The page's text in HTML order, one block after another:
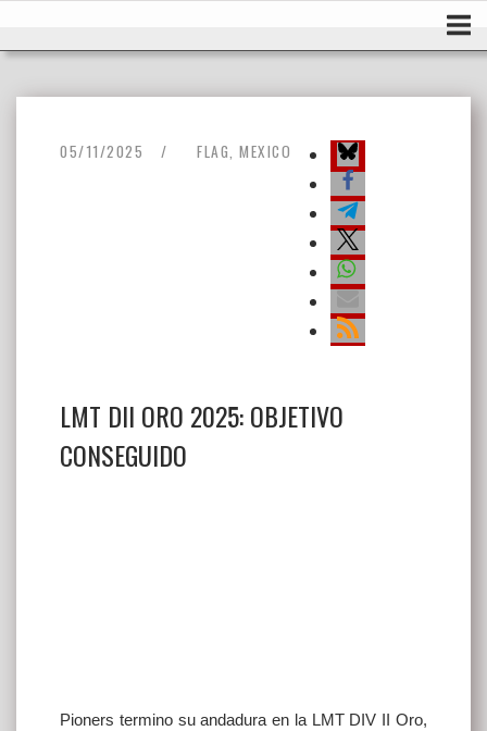
05/11/2025 FLAG,MEXICO
LMT DII ORO 2025: OBJETIVO
CONSEGUIDO
Pioners termino su andadura en la LMT DIV II Oro,